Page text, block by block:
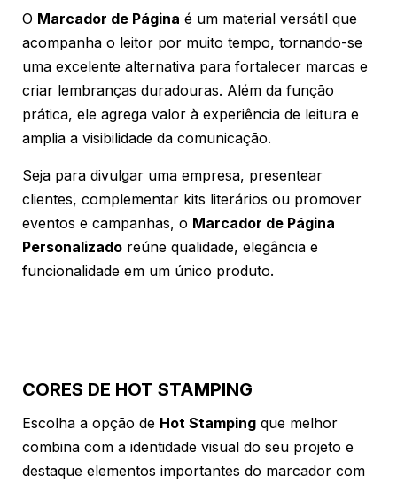
O Marcador de Página é um material versátil que
acompanha o leitor por muito tempo, tornando-se
uma excelente alternativa para fortalecer marcas e
criar lembranças duradouras. Além da função
prática, ele agrega valor à experiência de leitura e
amplia a visibilidade da comunicação.
Seja para divulgar uma empresa, presentear
clientes, complementar kits literários ou promover
eventos e campanhas, o Marcador de Página
Personalizado reúne qualidade, elegância e
funcionalidade em um único produto.
CORES DE HOT STAMPING
Escolha a opção de Hot Stamping que melhor
combina com a identidade visual do seu projeto e
destaque elementos importantes do marcador com